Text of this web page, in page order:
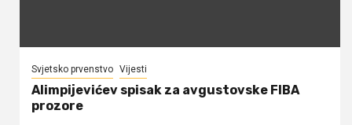
Svjetsko prvenstvo Vijesti
Alimpijevićev spisak za avgustovske FIBA
prozore